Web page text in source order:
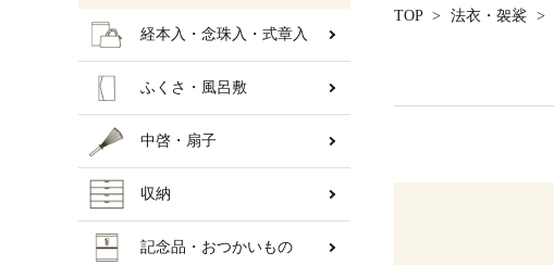
TOP > 法衣・袈裟 >
経本入・念珠入・式章入
ふくさ・風呂敷
中啓・扇子
収納
記念品・おつかいもの